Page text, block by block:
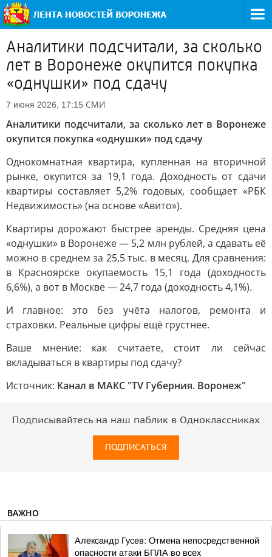
Аналитики подсчитали, за сколько
лет в Воронеже окупится покупка
«однушки» под сдачу
7 июня 2026, 17:15 СМИ
Аналитики подсчитали, за сколько лет в Воронеже
окупится покупка «однушки» под сдачу
Однокомнатная квартира, купленная на вторичной
рынке, окупится за 19,1 года. Доходность от сдачи
квартиры составляет 5,2% годовых, сообщает «РБК
Недвижимость» (на основе «Авито»).
Квартиры дорожают быстрее аренды. Средняя цена
«однушки» в Воронеже — 5,2 млн рублей, а сдавать её
можно в среднем за 25,5 тыс. в месяц. Для сравнения:
в Красноярске окупаемость 15,1 года (доходность
6,6%), а вот в Москве — 24,7 года (доходность 4,1%).
И главное: это без учёта налогов, ремонта и
страховки. Реальные цифры ещё грустнее.
Ваше мнение: как считаете, стоит ли сейчас
вкладываться в квартиры под сдачу?
Источник: Канал в МАКС "TV Губерния. Воронеж"
Подписывайтесь на наш паблик в Одноклассниках
ПОДПИСАТЬСЯ
ВАЖНО
Александр Гусев: Отмена непосредственной
опасности атаки БПЛА во всех